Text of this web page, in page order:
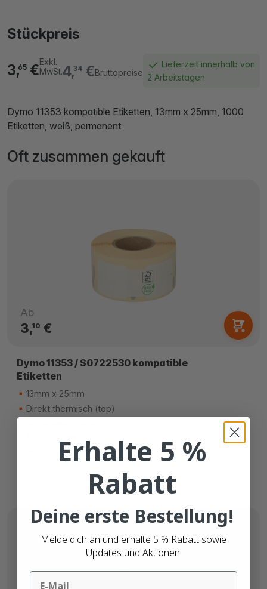
Stückpreis
4,34€Bruttopreise
3,65 €Exkl.
MwSt.
Lieferzeit innerhalb von
2 Arbeitstagen
Dymo 11353 kompatible Etiketten, 13mm x 25mm, 1000
Etiketten, weiß, permanent
Oft zusammen gekauft
Ab
3,10€
Dymo 11353 / S0722530 kompatible
Etiketten
13mm x 25mm
Direkt thermisch (top)
25mm KernErhalte 5 %
Rabatt
Deine erste Bestellung!
Melde dich an und erhalte 5 % Rabatt sowie
Updates und Aktionen.
Email